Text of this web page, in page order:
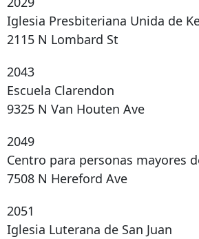
Iglesia Presbiteriana Unida de
2115 N Lombard St
2043
Escuela Clarendon
9325 N Van Houten Ave
2049
Centro para personas mayores
7508 N Hereford Ave
2051
Iglesia Luterana de San Juan